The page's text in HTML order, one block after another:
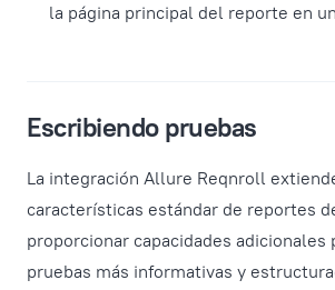
la página principal del reporte en
Escribiendo pruebas
La integración Allure Reqnroll
características estándar de reportes
proporcionar capacidades adicionales
pruebas más informativas y